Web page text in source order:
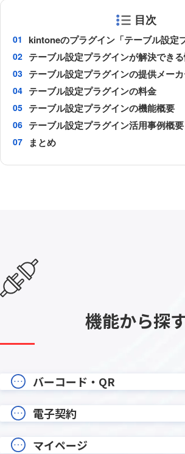
目次
kintoneのプラグイン「テーブル設定
テーブル設定プラグインが解決でき
テーブル設定プラグインの提供メー
テーブル設定プラグインの料金
テーブル設定プラグインの機能概要
テーブル設定プラグイン活用事例概要
まとめ
機能から探
バーコード・QR
電子契約
マイページ